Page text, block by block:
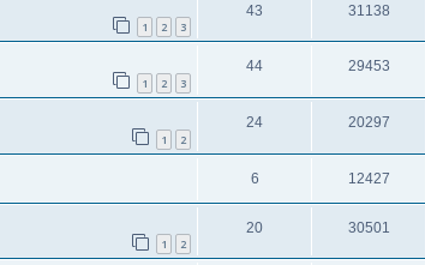
1 2 3
43 31138
1 2 3
44 29453
1 2
24 20297
6 12427
1 2
20 30501